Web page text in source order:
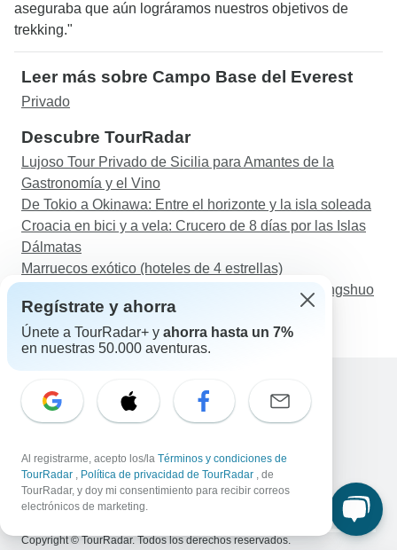
aseguraba que aún lográramos nuestros objetivos de
trekking."
Leer más sobre Campo Base del Everest
Privado
Descubre TourRadar
Lujoso Tour Privado de Sicilia para Amantes de la
Gastronomía y el Vino
De Tokio a Okinawa: Entre el horizonte y la isla soleada
Croacia en bici y a vela: Crucero de 8 días por las Islas
Dálmatas
Marruecos exótico (hoteles de 4 estrellas)
China salvaje 10 días: Pekín, Xian, Chengdu, Yangshuo
y Shanghai
Ayuda
España +34 933 938 984
Correo electrónico: support@tourradar.com
Selecciona el idioma
EN DE ES
Copyright © TourRadar. Todos los derechos reservados.
Regístrate y ahorra
Únete a TourRadar+ y ahorra hasta un 7%
en nuestras 50.000 aventuras.
Al registrarme, acepto los/la Términos y condiciones de
TourRadar , Política de privacidad de TourRadar , de
TourRadar, y doy mi consentimiento para recibir correos
electrónicos de marketing.